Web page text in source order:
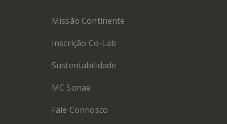
Missão Continente
Inscrição Co-Lab
Sustentabilidade
MC Sonae
Fale Connosco